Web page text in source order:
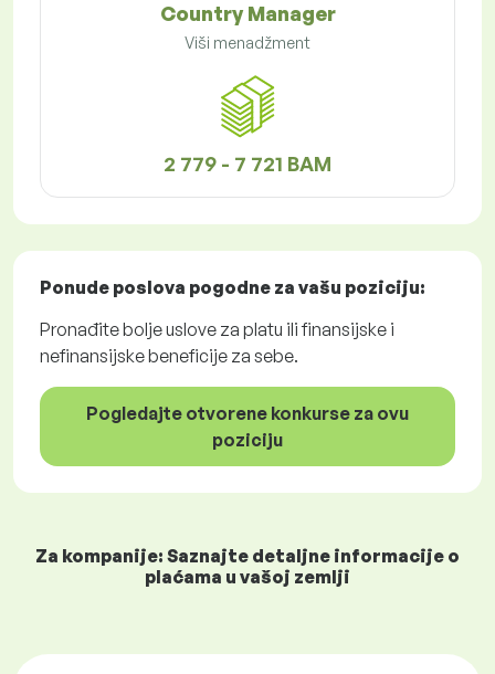
Country Manager
Viši menadžment
2 779 - 7 721 BAM
Ponude poslova pogodne za vašu poziciju:
Pronađite bolje uslove za platu ili finansijske i
nefinansijske beneficije za sebe.
Pogledajte otvorene konkurse za ovu
poziciju
Za kompanije: Saznajte detaljne informacije o
plaćama u vašoj zemlji